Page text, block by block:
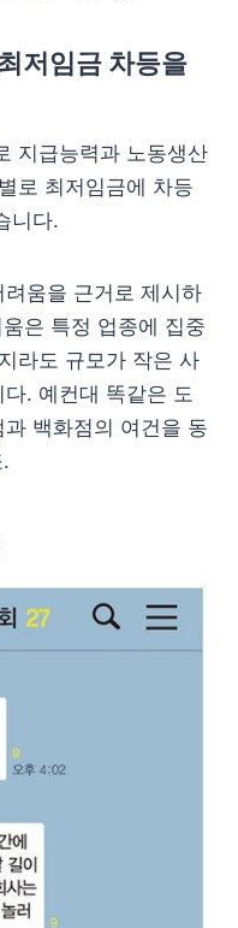
저임금 차등을
지급능력과 노동생산
로 최저임금에 차등
니다.
움을 근거로 제시하
은 특정 업종에 집중
라도 규모가 작은 사
. 예컨대 똑같은 도
백화점의 여건을 동